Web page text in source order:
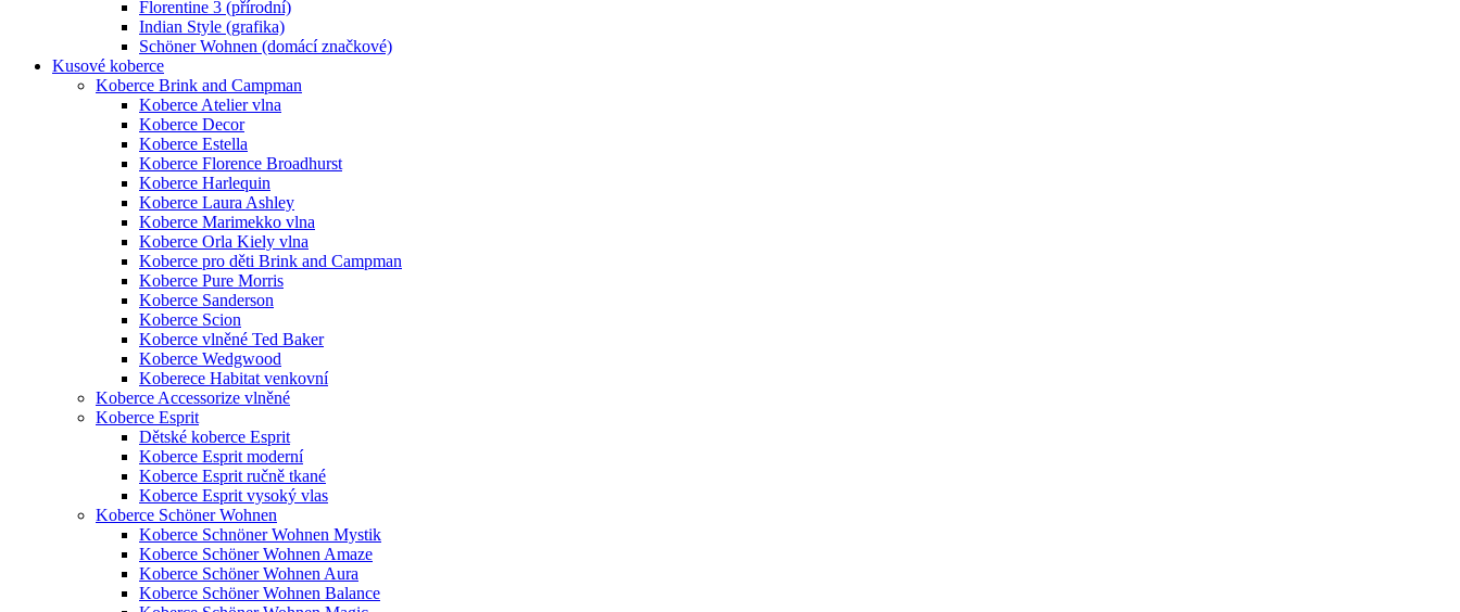
Florentine 3 (přírodní)
Indian Style (grafika)
Schöner Wohnen (domácí značkové)
Kusové koberce
Koberce Brink and Campman
Koberce Atelier vlna
Koberce Decor
Koberce Estella
Koberce Florence Broadhurst
Koberce Harlequin
Koberce Laura Ashley
Koberce Marimekko vlna
Koberce Orla Kiely vlna
Koberce pro děti Brink and Campman
Koberce Pure Morris
Koberce Sanderson
Koberce Scion
Koberce vlněné Ted Baker
Koberce Wedgwood
Koberece Habitat venkovní
Koberce Accessorize vlněné
Koberce Esprit
Dětské koberce Esprit
Koberce Esprit moderní
Koberce Esprit ručně tkané
Koberce Esprit vysoký vlas
Koberce Schöner Wohnen
Koberce Schnöner Wohnen Mystik
Koberce Schöner Wohnen Amaze
Koberce Schöner Wohnen Aura
Koberce Schöner Wohnen Balance